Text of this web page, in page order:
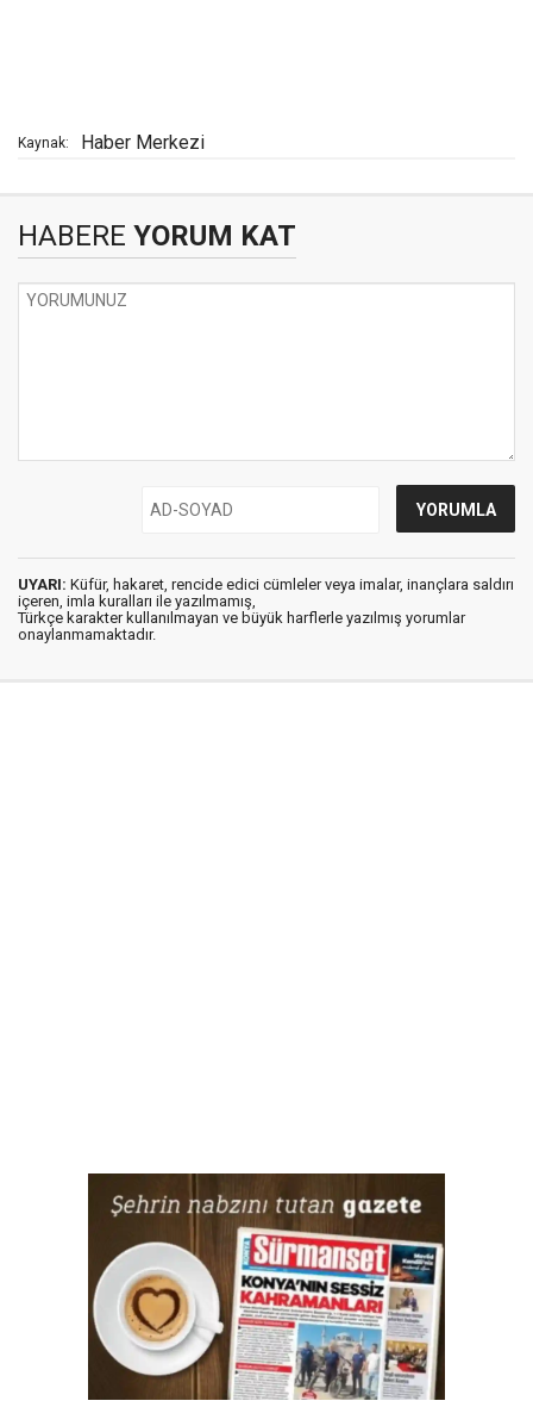
Kaynak: Haber Merkezi
HABERE YORUM KAT
UYARI: Küfür, hakaret, rencide edici cümleler veya imalar, inançlara saldırı
içeren, imla kuralları ile yazılmamış,
Türkçe karakter kullanılmayan ve büyük harflerle yazılmış yorumlar
onaylanmamaktadır.